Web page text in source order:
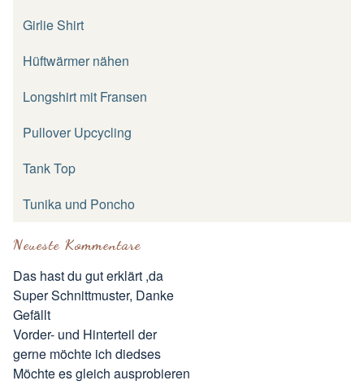
Girlie Shirt
Hüftwärmer nähen
Longshirt mit Fransen
Pullover Upcycling
Tank Top
Tunika und Poncho
Neueste Kommentare
Das hast du gut erklärt ,da
Super Schnittmuster, Danke
Gefällt
Vorder- und Hinterteil der
gerne möchte ich diedses
Möchte es gleich ausprobieren